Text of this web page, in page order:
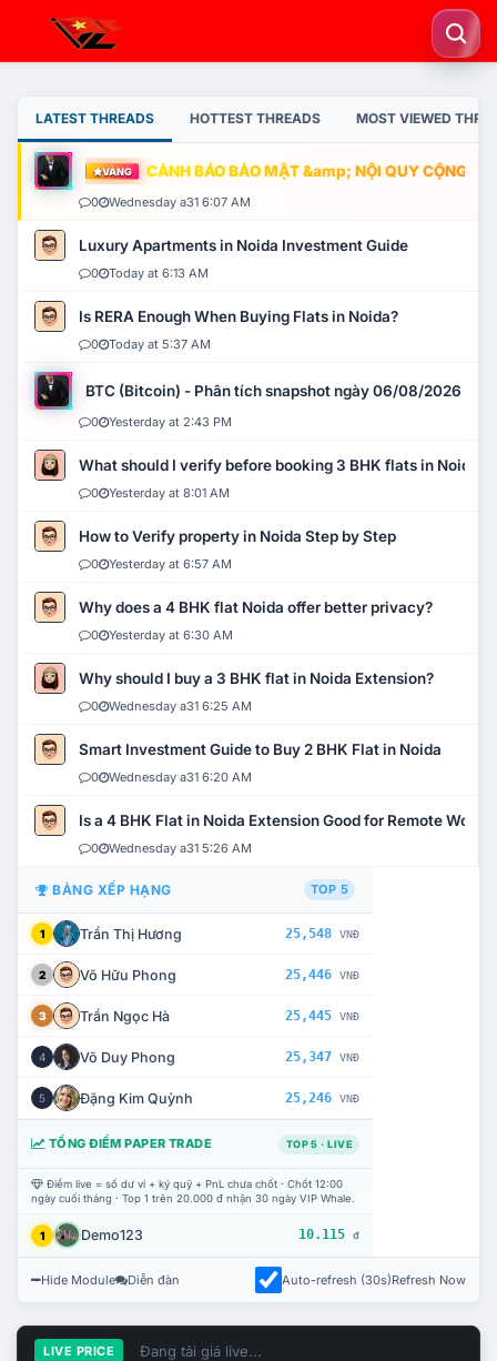
LATEST THREADS HOTTEST THREADS MOST VIEWED
VÀNG CẢNH BÁO BẢO MẬT &amp; NỘI QUY CỘNG
0 Wednesday a31 6:07 AM
Luxury Apartments in Noida Investment Guide
0 Today at 6:13 AM
Is RERA Enough When Buying Flats in Noida?
0 Today at 5:37 AM
BTC (Bitcoin) - Phân tích snapshot ngày 06/08/2026
0 Yesterday at 2:43 PM
What should I verify before booking 3 BHK flats in Noida?
0 Yesterday at 8:01 AM
How to Verify property in Noida Step by Step
0 Yesterday at 6:57 AM
Why does a 4 BHK flat Noida offer better privacy?
0 Yesterday at 6:30 AM
Why should I buy a 3 BHK flat in Noida Extension?
0 Wednesday a31 6:25 AM
Smart Investment Guide to Buy 2 BHK Flat in Noida
0 Wednesday a31 6:20 AM
Is a 4 BHK Flat in Noida Extension Good for Remote Work?
0 Wednesday a31 5:26 AM
BẢNG XẾP HẠNG TOP 5
1 Trần Thị Hương 25,548 VNĐ
2 Võ Hữu Phong 25,446 VNĐ
3 Trần Ngọc Hà 25,445 VNĐ
4 Võ Duy Phong 25,347 VNĐ
5 Đặng Kim Quỳnh 25,246 VNĐ
TỔNG ĐIỂM PAPER TRADE TOP 5 · LIVE
Điểm live = số dư ví + ký quỹ + PnL chưa chốt · Chốt 12:00
ngày cuối tháng · Top 1 trên 20.000 đ nhận 30 ngày VIP Whale.
1 Demo123 10.115 đ
Hide Module Diễn đàn Auto-refresh (30s)Refresh Now
LIVE PRICE Đang tải giá live...